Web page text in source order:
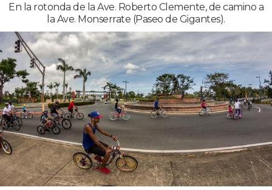
En la rotonda de la Ave. Roberto Clemente, de camino a
la Ave. Monserrate (Paseo de Gigantes).